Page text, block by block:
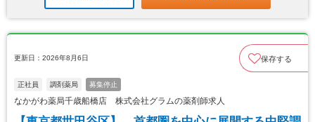
更新日：2026年8月6日 保存する
正社員 調剤薬局 募集停止
なかがわ薬局千歳船橋店 株式会社グラムの薬剤師求人